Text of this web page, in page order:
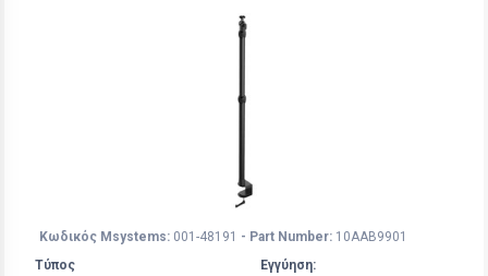
Κωδικός Msystems: 001-48191 - Part Number: 10AAB9901
Τύπος
Εγγύηση: